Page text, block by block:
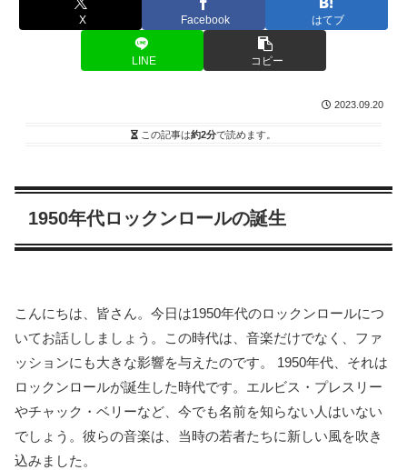
X Facebook はてブ
LINE コピー
2023.09.20
この記事は約2分で読めます。
1950年代ロックンロールの誕生
こんにちは、皆さん。今日は1950年代のロックンロールにつ
いてお話ししましょう。この時代は、音楽だけでなく、ファ
ッションにも大きな影響を与えたのです。 1950年代、それは
ロックンロールが誕生した時代です。エルビス・プレスリー
やチャック・ベリーなど、今でも名前を知らない人はいない
でしょう。彼らの音楽は、当時の若者たちに新しい風を吹き
込みました。